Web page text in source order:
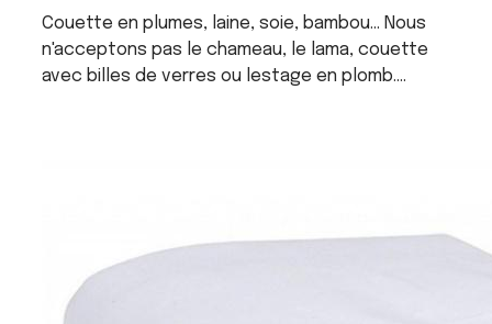
Couette en plumes, laine, soie, bambou... Nous
n'acceptons pas le chameau, le lama, couette
avec billes de verres ou lestage en plomb.